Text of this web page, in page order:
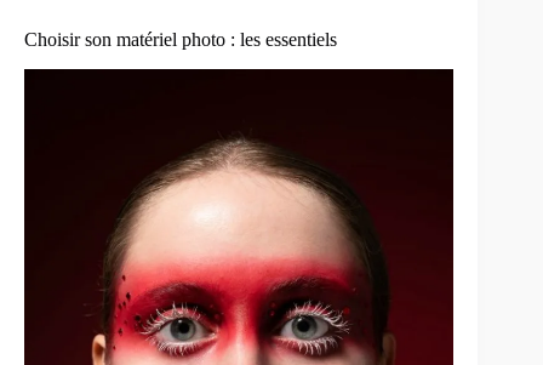
Choisir son matériel photo : les essentiels